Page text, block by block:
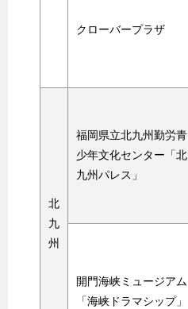
クローバープラザ
北
九
州
福岡県立北九州勤労青
少年文化センター「北
九州パレス」
開門海峡ミュージアム
「海峡ドラマシップ」